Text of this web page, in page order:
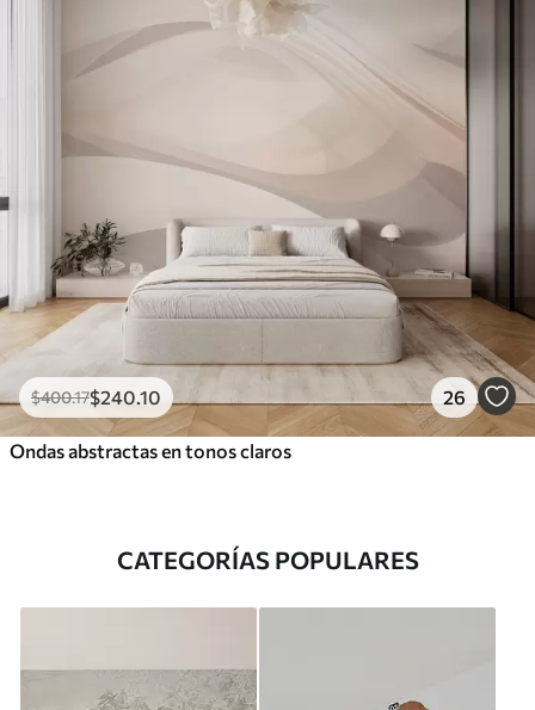
$400.17$240 .10 26
Ondas abstractas en tonos claros
CATEGORÍAS POPULARES